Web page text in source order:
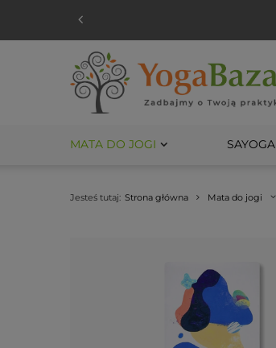
MATA DO JOGI SAYOGA
Jesteś tutaj: Strona główna Mata do jogi